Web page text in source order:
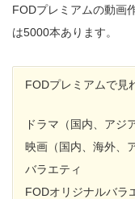
FODプレミアムの動画
は5000本あります。
FODプレミアムで見
ドラマ（国内、アジ
映画（国内、海外、
バラエティ
FODオリジナルバラ